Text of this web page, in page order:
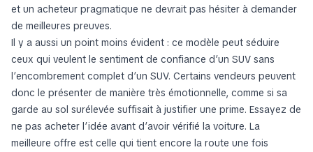
et un acheteur pragmatique ne devrait pas hésiter à demander
de meilleures preuves.
Il y a aussi un point moins évident : ce modèle peut séduire
ceux qui veulent le sentiment de confiance d’un SUV sans
l’encombrement complet d’un SUV. Certains vendeurs peuvent
donc le présenter de manière très émotionnelle, comme si sa
garde au sol surélevée suffisait à justifier une prime. Essayez de
ne pas acheter l’idée avant d’avoir vérifié la voiture. La
meilleure offre est celle qui tient encore la route une fois